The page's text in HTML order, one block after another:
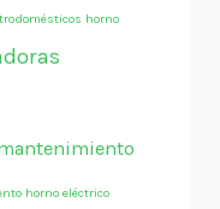
horno
horno eléctrico